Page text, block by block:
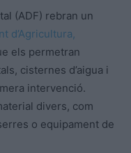
(ADF) rebran un
d’Agricultura,
els permetran
cisternes d’aigua i
intervenció.
divers, com
o equipament de